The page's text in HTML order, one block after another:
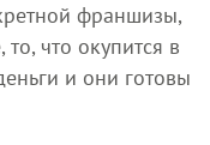
франшизы,
что окупится в
и они готовы